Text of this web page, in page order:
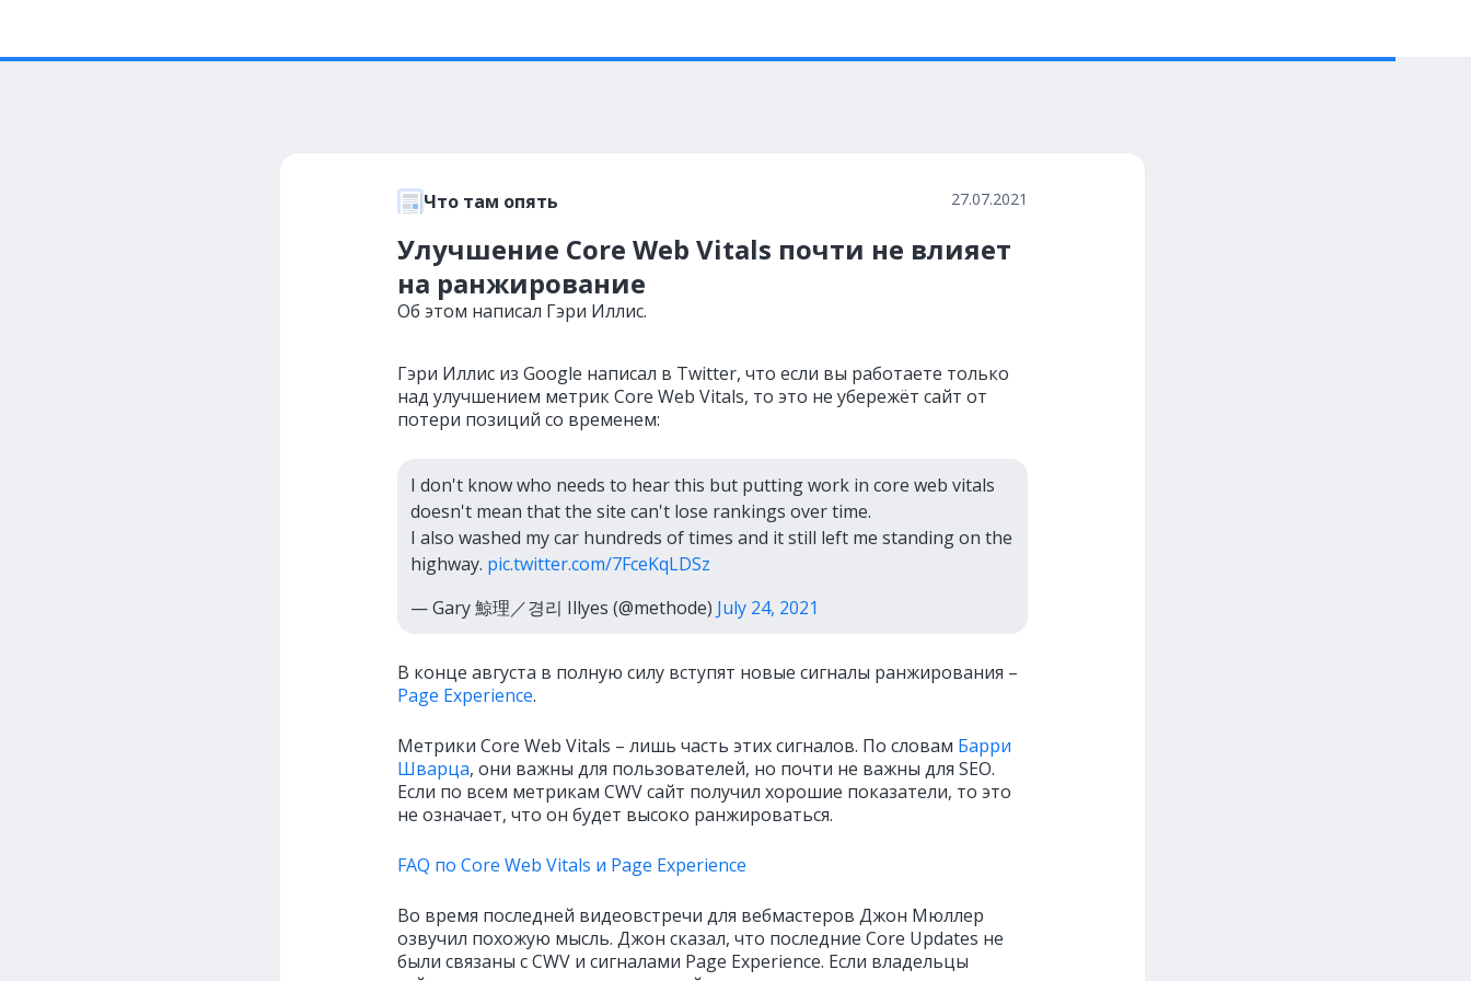
Что там опять 27.07.2021
Улучшение Core Web Vitals почти не влияет
на ранжирование
Об этом написал Гэри Иллис.
Гэри Иллис из Google написал в Twitter, что если вы работаете только
над улучшением метрик Core Web Vitals, то это не убережёт сайт от
потери позиций со временем:
I don't know who needs to hear this but putting work in core web vitals
doesn't mean that the site can't lose rankings over time.
I also washed my car hundreds of times and it still left me standing on the
highway. pic.twitter.com/7FceKqLDSz
— Gary 鯨理／경리 Illyes (@methode) July 24, 2021
В конце августа в полную силу вступят новые сигналы ранжирования –
Page Experience.
Метрики Core Web Vitals – лишь часть этих сигналов. По словам Барри
Шварца, они важны для пользователей, но почти не важны для SEO.
Если по всем метрикам CWV сайт получил хорошие показатели, то это
не означает, что он будет высоко ранжироваться.
FAQ по Core Web Vitals и Page Experience
Во время последней видеовстречи для вебмастеров Джон Мюллер
озвучил похожую мысль. Джон сказал, что последние Core Updates не
были связаны с CWV и сигналами Page Experience. Если владельцы